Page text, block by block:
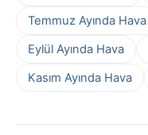
Temmuz Ayında Hava
Eylül Ayında Hava
Kasım Ayında Hava